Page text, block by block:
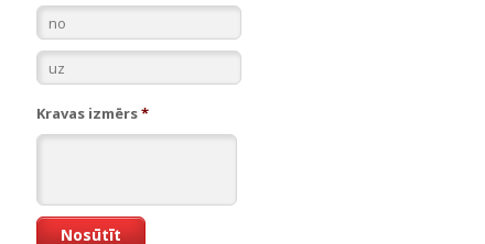
Kravas izmērs*